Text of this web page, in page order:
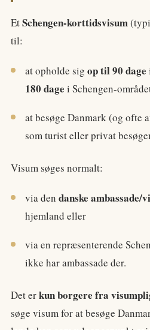
EtSchengen-korttidsvisum
til:
at opholde sig op til 90 dage
180 dage i Schengen-
at besøge Danmark (og ofte
som turist eller privat
Visum søges normalt:
via den danske ambassade/
hjemland eller
via en repræsenterende
ikke har ambassade der.
Det erkun borgere fra
søge visum for at besøge